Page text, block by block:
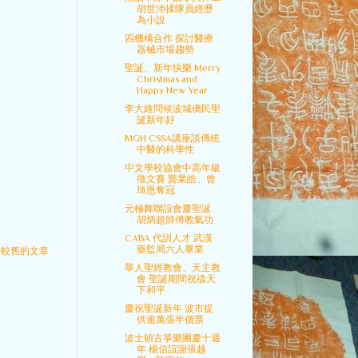
較舊的文章
胡世沛揉隊員經歷
為小說
四機構合作 探討醫療
器械市場趨勢
聖誕、新年快樂 Merry
Christmas and
Happy New Year
李大維問候波城僑民聖
誕新年好
MGH CSSA講座談傳統
中醫的科學性
中文學校協會中高年級
徵文賽 龔業皓、曾
琦恩奪冠
元極舞聯誼會慶聖誕
胡炳超師傅教氣功
CABA 代訓人才 武漢
藥監局六人畢業
華人聖經教會、天主教
會 聖誕期間祝禱天
下和平
慶祝聖誕新年 波市提
供逾萬張半價票
波士頓古箏樂團慶十週
年 楊信誼謝張越